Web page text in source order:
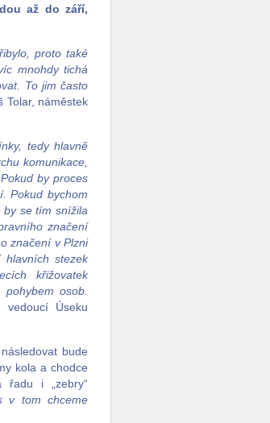
až do září,
proto také
mnohdy tichá
To jim často
Tolar, náměstek
tedy hlavně
komunikace,
by proces
Pokud bychom
by se tím snížila
značení
značení v Plzni
hlavních stezek
křižovatek
osob.
vedoucí Úseku
bude
kola a chodce
řadu i „zebry“
v tom chceme